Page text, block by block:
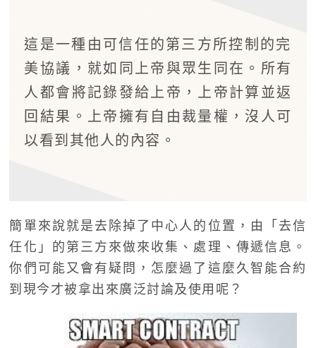
這是一種由可信任的第三方所控制的完
美協議，就如同上帝與眾生同在。所有
人都會將記錄發給上帝，上帝計算並返
回結果。上帝擁有自由裁量權，沒人可
以看到其他人的內容。
簡單來說就是去除掉了中心人的位置，由「去信
任化」的第三方來做來收集、處理、傳遞信息。
你們可能又會有疑問，怎麼過了這麼久智能合約
到現今才被拿出來廣泛討論及使用呢？